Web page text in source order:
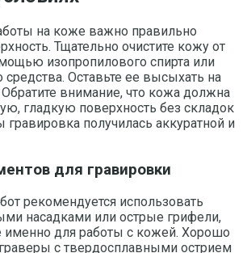
на коже важно правильно
Тщательно очистите кожу от
изопропилового спирта или
Оставьте ее высыхать на
внимание, что кожа должна
гладкую поверхность без складок
гравировка получилась аккуратной и
для гравировки
рекомендуется использовать
насадками или острые грифели,
именно для работы с кожей. Хорошо
с твердосплавными острием